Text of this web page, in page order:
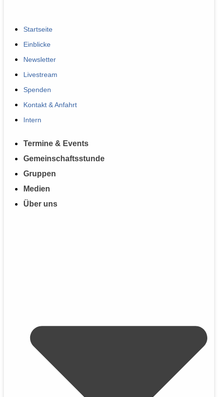
Startseite
Einblicke
Newsletter
Livestream
Spenden
Kontakt & Anfahrt
Intern
Termine & Events
Gemeinschaftsstunde
Gruppen
Medien
Über uns